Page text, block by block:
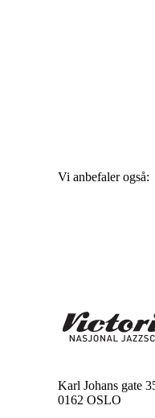
Vi anbefaler også:
Karl Johans gate
0162 OSLO